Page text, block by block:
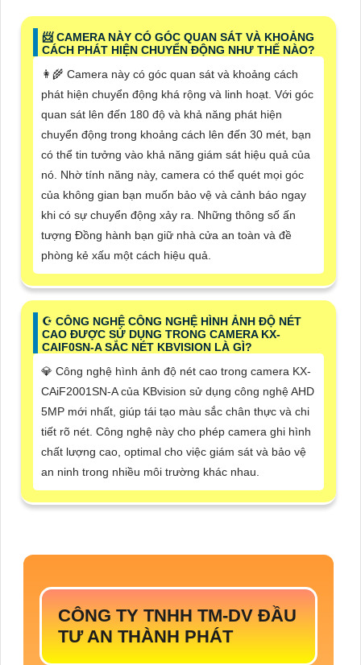
📨 CAMERA NÀY CÓ GÓC QUAN SÁT VÀ KHOẢNG
CÁCH PHÁT HIỆN CHUYỂN ĐỘNG NHƯ THẾ NÀO?
👩‍🌾 Camera này có góc quan sát và khoảng cách
phát hiện chuyển động khá rộng và linh hoạt. Với góc
quan sát lên đến 180 độ và khả năng phát hiện
chuyển động trong khoảng cách lên đến 30 mét, bạn
có thể tin tưởng vào khả năng giám sát hiệu quả của
nó. Nhờ tính năng này, camera có thể quét mọi góc
của không gian bạn muốn bảo vệ và cảnh báo ngay
khi có sự chuyển động xảy ra. Những thông số ấn
tượng Đồng hành bạn giữ nhà cửa an toàn và đề
phòng kẻ xấu một cách hiệu quả.
☪ CÔNG NGHỆ CÔNG NGHỆ HÌNH ẢNH ĐỘ NÉT
CAO ĐƯỢC SỬ DỤNG TRONG CAMERA KX-
CAIF0SN-A SẮC NÉT KBVISION LÀ GÌ?
💎 Công nghệ hình ảnh độ nét cao trong camera KX-
CAiF2001SN-A của KBvision sử dụng công nghệ AHD
5MP mới nhất, giúp tái tạo màu sắc chân thực và chi
tiết rõ nét. Công nghệ này cho phép camera ghi hình
chất lượng cao, optimal cho việc giám sát và bảo vệ
an ninh trong nhiều môi trường khác nhau.
CÔNG TY TNHH TM-DV ĐẦU
TƯ AN THÀNH PHÁT